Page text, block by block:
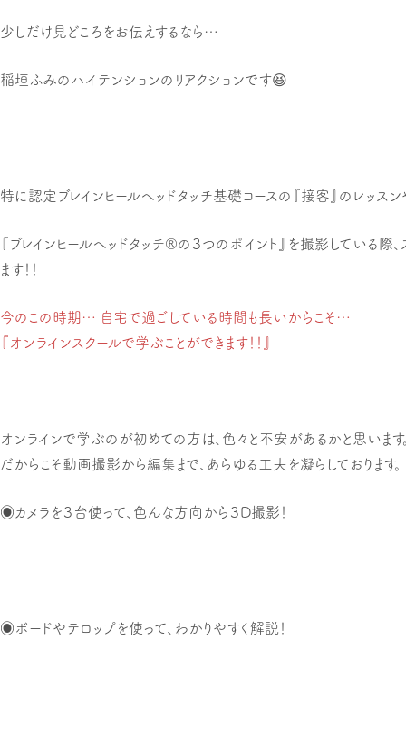
少しだけ見どころをお伝えするなら…
稲垣ふみのハイテンションのリアクションです😆
特に認定ブレインヒールヘッドタッチ基礎コースの『接客』のレッス
『ブレインヒールヘッドタッチ®︎の３つのポイント』を撮影している際
ます！！
今のこの時期… 自宅で過ごしている時間も長いからこそ…
『オンラインスクールで学ぶことができます！！』
オンラインで学ぶのが初めての方は、色々と不安があるかと思います
だからこそ動画撮影から編集まで、あらゆる工夫を凝らしております。
◉カメラを３台使って、色んな方向から３D撮影！
◉ボードやテロップを使って、わかりやすく解説！